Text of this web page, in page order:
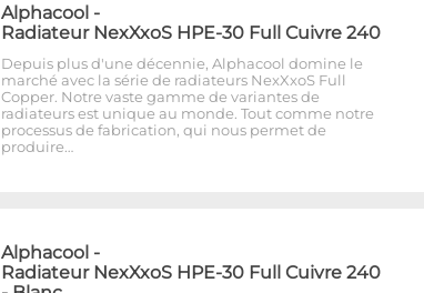
Alphacool -
Radiateur NexXxoS HPE-30 Full Cuivre 240
Depuis plus d'une décennie, Alphacool domine le
marché avec la série de radiateurs NexXxoS Full
Copper. Notre vaste gamme de variantes de
radiateurs est unique au monde. Tout comme notre
processus de fabrication, qui nous permet de
produire…
Alphacool -
Radiateur NexXxoS HPE-30 Full Cuivre 240